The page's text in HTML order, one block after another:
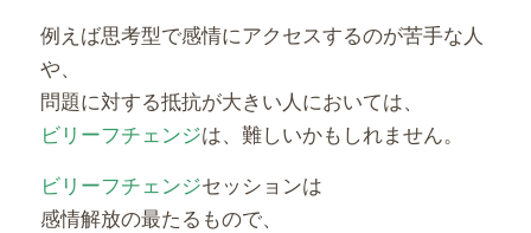
例えば思考型で感情にアクセスするのが苦手な人
や、
問題に対する抵抗が大きい人においては、
ビリーフチェンジは、難しいかもしれません。
ビリーフチェンジセッションは
感情解放の最たるもので、